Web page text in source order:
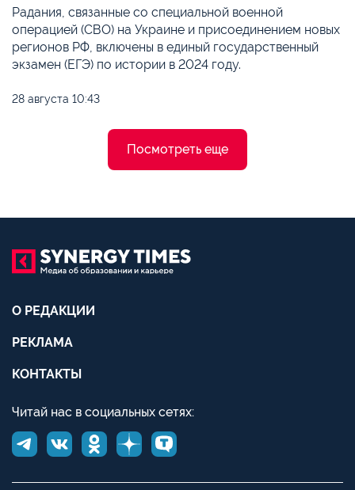
Pадания, связанные со специальной военной
операцией (СВО) на Украине и присоединением новых
регионов РФ, включены в единый государственный
экзамен (ЕГЭ) по истории в 2024 году.
28 августа 10:43
Посмотреть еще
О РЕДАКЦИИ
РЕКЛАМА
КОНТАКТЫ
Читай нас в социальных сетях: